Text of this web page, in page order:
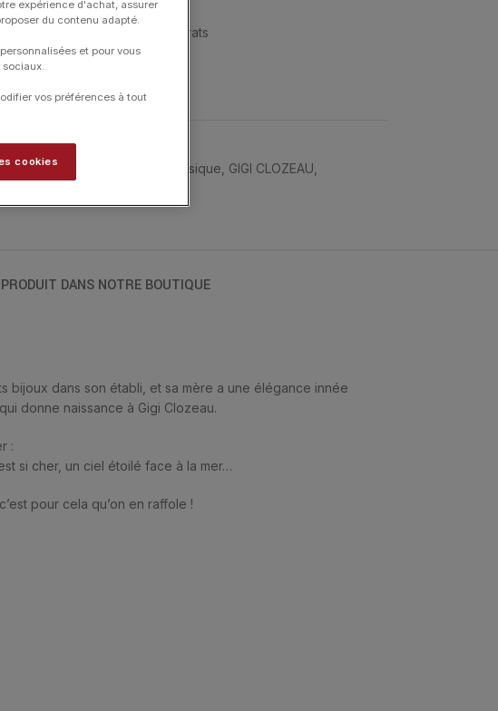
gigi CLOZEAU, or blanc 18 carats
, Boucles d'Oreilles Classique GIGI CLOZEAU
DANS NOTRE BOUTIQUE
bijoux dans son établi, et sa mère a une élégance innée
donne naissance à Gigi Clozeau.
:
si cher, un ciel étoilé face à la mer…
pour cela qu’on en raffole !
expérience d'achat, assurer
du contenu adapté.
et pour vous
vos préférences à tout
cookies